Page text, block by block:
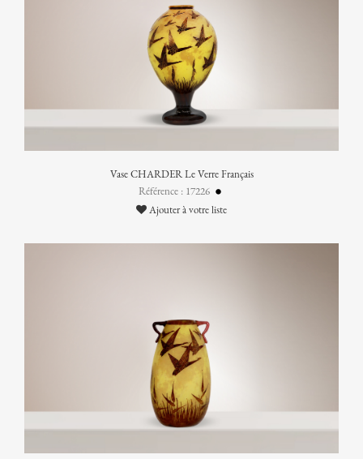
Vase CHARDER Le Verre Français
Référence : 17226
Ajouter à votre liste